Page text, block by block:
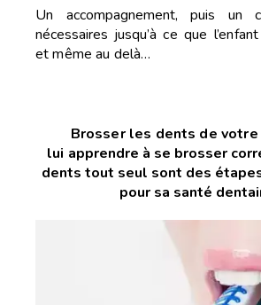
Un accompagnement, puis un
nécessaires jusqu’àce que
et même au delà…
Brosser les dents de
lui apprendre à se brosser
dents tout seul sont des
pour sa santé